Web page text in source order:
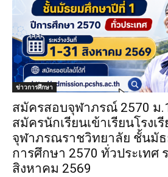
ข่าวการศึกษา
สมัครสอบจุฬาภรณ์ 2570 ม
สมัครนักเรียนเข้าเรียนโรงเ
จุฬาภรณราชวิทยาลัย ชั้นมั
การศึกษา 2570 ทั่วประเทศ
สิงหาคม 2569